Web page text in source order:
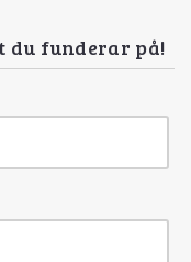
du funderar på!